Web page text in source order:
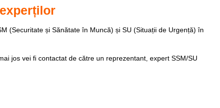
(Securitate și Sănătate în Muncă) și SU (Situații de Urgență) în
jos vei fi contactat de către un reprezentant, expert SSM/SU